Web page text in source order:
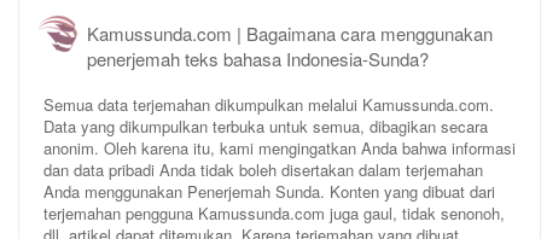
Kamussunda.com | Bagaimana cara menggunakan
penerjemah teks bahasa Indonesia-Sunda?
Semua data terjemahan dikumpulkan melalui Kamussunda.com.
Data yang dikumpulkan terbuka untuk semua, dibagikan secara
anonim. Oleh karena itu, kami mengingatkan Anda bahwa informasi
dan data pribadi Anda tidak boleh disertakan dalam terjemahan
Anda menggunakan Penerjemah Sunda. Konten yang dibuat dari
terjemahan pengguna Kamussunda.com juga gaul, tidak senonoh,